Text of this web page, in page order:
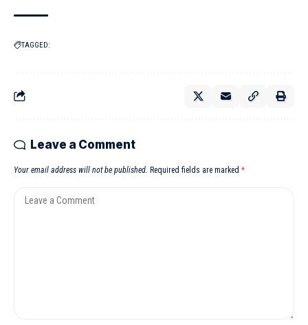
TAGGED:
Leave a Comment
Your email address will not be published. Required fields are marked *